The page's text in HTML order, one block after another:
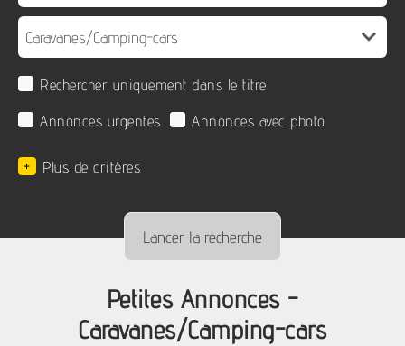
Rechercher uniquement dans le titre
Annonces urgentes
Annonces avec photo
+ Plus de critères
Petites Annonces -
Caravanes/Camping-cars